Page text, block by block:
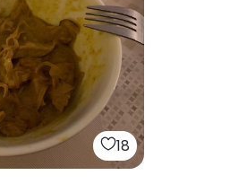
18